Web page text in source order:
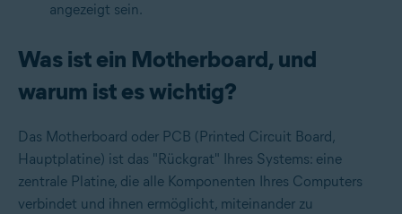
angezeigt sein.
Was ist ein Motherboard, und
warum ist es wichtig?
Das Motherboard oder PCB (Printed Circuit Board,
Hauptplatine) ist das "Rückgrat" Ihres Systems: eine
zentrale Platine, die alle Komponenten Ihres Computers
verbindet und ihnen ermöglicht, miteinander zu